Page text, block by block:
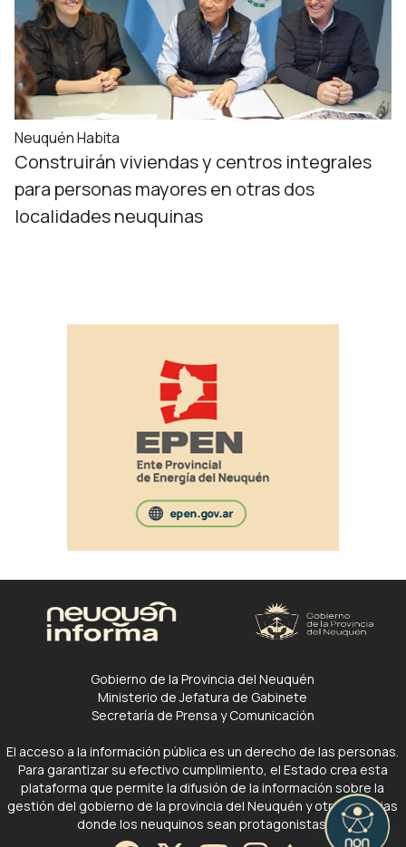
Neuquén Habita
Construirán viviendas y centros integrales
para personas mayores en otras dos
localidades neuquinas
Gobierno de la Provincia del Neuquén
Ministerio de Jefatura de Gabinete
Secretaría de Prensa y Comunicación
El acceso a la información pública es un derecho de las personas.
Para garantizar su efectivo cumplimiento, el Estado crea esta
plataforma que permite la difusión de la información sobre la
gestión del gobierno de la provincia del Neuquén y otras noticias
donde los neuquinos sean protagonistas.